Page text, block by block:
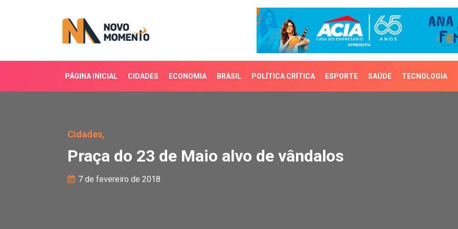
PÁGINA INICIAL CIDADES ECONOMIA BRASIL POLÍTICA CRÍTICA ESPORTE SAÚDE TECNOLOGIA
Cidades,
Praça do 23 de Maio alvo de vândalos
7 de fevereiro de 2018